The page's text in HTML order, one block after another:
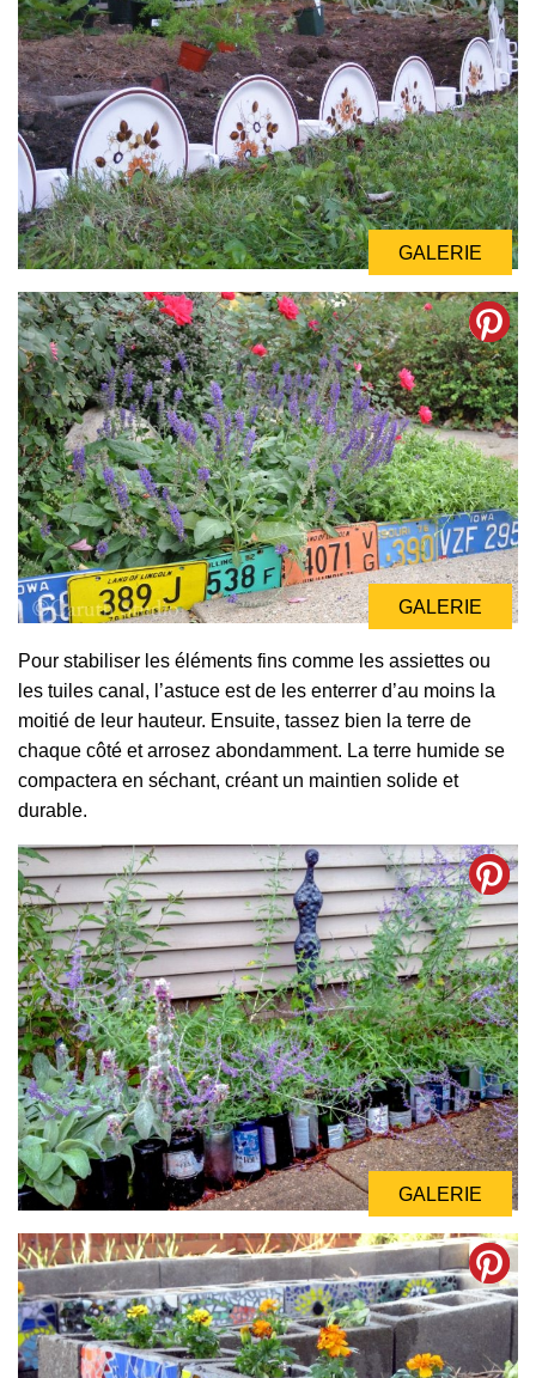
GALERIE
GALERIE
Pour stabiliser les éléments fins comme les assiettes ou
les tuiles canal, l’astuce est de les enterrer d’au moins la
moitié de leur hauteur. Ensuite, tassez bien la terre de
chaque côté et arrosez abondamment. La terre humide se
compactera en séchant, créant un maintien solide et
durable.
GALERIE